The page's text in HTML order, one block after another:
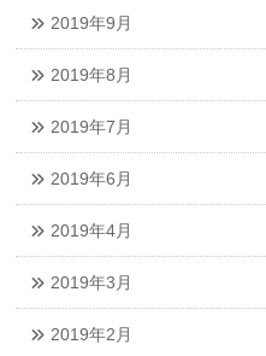
2019年9月
2019年8月
2019年7月
2019年6月
2019年4月
2019年3月
2019年2月